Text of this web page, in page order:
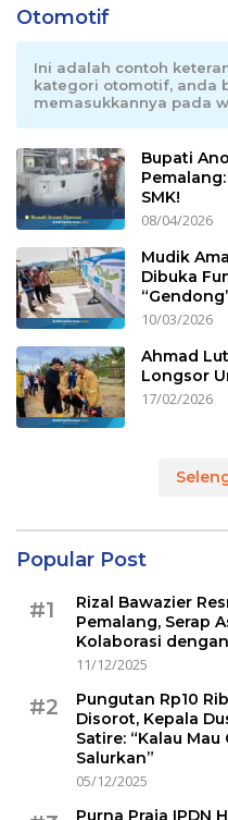
Otomotif
Ini adalah contoh
kategori otomotif, anda
memasukkannya pada
Bupati
SMK!
08/04/2026
Mudik
Dibuka
10/03/2026
Ahmad
Longsor
17/02/2026
Popular Post
#1
Rizal Bawazier
Pemalang, Serap
Kolaborasi
11/12/2025
#2
Pungutan Rp10
Disorot, Kepala
Satire: “Kalau Mau
Salurkan”
05/12/2025
Purna Praja IPDN